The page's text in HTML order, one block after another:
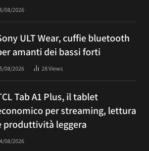
08/2026
ULT Wear, cuffie bluetooth
amanti dei bassi forti
08/2026 28Views
Tab A1 Plus, il tablet
per streaming, lettura
produttività leggera
08/2026